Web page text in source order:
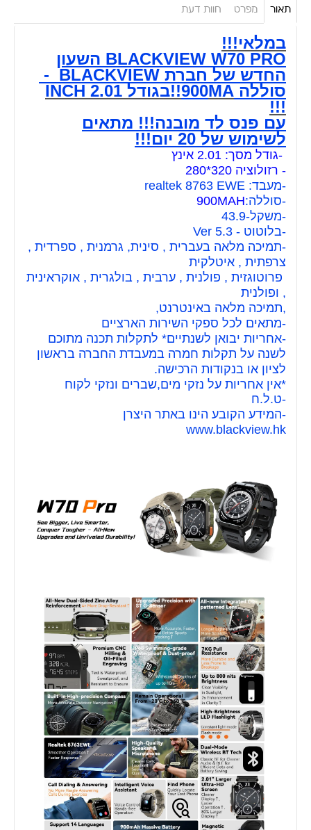
תאור מפרט חוות דעת
במלאי!!!
BLACKVIEW W70 PRO השעון
החדש של חברת BLACKVIEW -
סוללה 900
MA!!בגודל 2.01 INCH
!!!
עם פנס לד מובנה!!! מתאים
לשימוש של 20 יום!!!
-גודל מסך: 2.01 אינץ
- רזולוציה 320*280
-מעבד: realtek 8763 EWE
-סוללה:900MAH
-משקל-43.9
-בלוטוט - 5.3 Ver
-תמיכה מלאה בעברית , סינית, גרמנית , ספרדית ,
צרפתית , איטלקית
פרוטוגזית , פולנית , ערבית , בולגרית , אוקראינית
, ופולנית
,תמיכה מלאה באינטרנט,
-מתאים לכל ספקי השירות הארציים
-אחריות יבואן לשנתיים* לתקלות תכנה מתוכם
לשנה על תקלות חמרה במעבדת החברה בראשון
לציון או בנקודות הרכישה.
*אין אחריות על נזקי מים,שברים ונזקי לקוח
-ט.ל.ח
-המידע הקובע הינו באתר היצרן
www.blackview.hk